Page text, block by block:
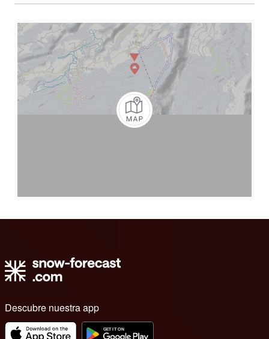
Descubre nuestra app